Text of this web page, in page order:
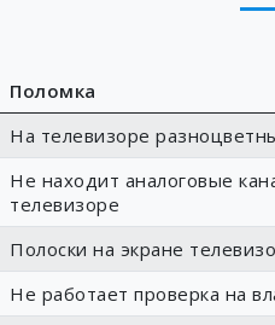
Поломка
На телевизоре
Не находит аналоговые
телевизоре
Полоски на экране
Не работает проверка на